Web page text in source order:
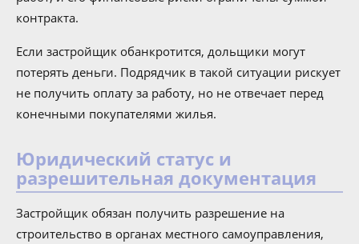
контракта.
Если застройщик обанкротится, дольщики могут
потерять деньги. Подрядчик в такой ситуации рискует
не получить оплату за работу, но не отвечает перед
конечными покупателями жилья.
Юридический статус и
разрешительная документация
Застройщик обязан получить разрешение на
строительство в органах местного самоуправления,